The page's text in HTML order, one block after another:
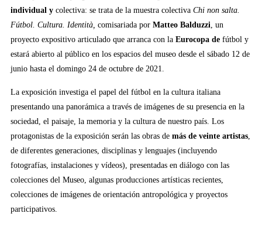
individual ycolectiva: se trata de la muestra colectiva Chi non salta.
Fútbol. Cultura. Identità, comisariada por Matteo Balduzzi, un
proyecto expositivo articulado que arranca con la Eurocopa defútbol y
estará abierto al público en los espacios del museo desde el sábado 12 de
junio hasta el domingo 24 de octubre de 2021.
La exposición investiga el papel del fútbol en la cultura italiana
presentando una panorámica a través de imágenes de su presencia en la
sociedad, el paisaje, la memoria y la cultura de nuestro país. Los
protagonistas de la exposición serán las obras de más de veinte artistas,
de diferentes generaciones, disciplinas y lenguajes (incluyendo
fotografías, instalaciones y vídeos), presentadas en diálogo con las
colecciones del Museo, algunas producciones artísticas recientes,
colecciones de imágenes de orientación antropológica y proyectos
participativos.